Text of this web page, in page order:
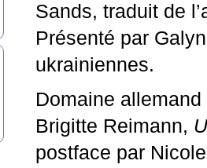
Sands, traduit de
Présenté par
ukrainiennes.
Domaine allemand
Brigitte Reimann,
postface par